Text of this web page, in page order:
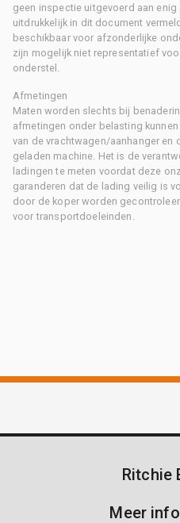
geen inspectie uitgevoerd aan
uitdrukkelijk in dit document
beschikbaar voor afzonderlijke
zijn mogelijk niet representatief
onderstel.
Afmetingen
Maten worden slechts bij
afmetingen onder belasting
van de vrachtwagen/aanhanger
geladen machine. Het is de
ladingen te meten voordat deze
garanderen dat de lading veilig is
door de koper worden
voor transportdoeleinden.
Ritchie
Meer